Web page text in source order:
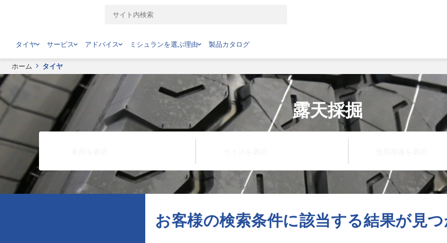
タイヤ サービス アドバイス ミシュランを選ぶ理由 製品カタログ
ホーム タイヤ
露天採掘
お客様の検索条件に該当する結果が見